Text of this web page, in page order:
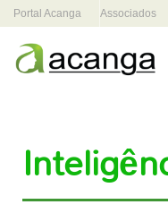
Portal Acanga Associados